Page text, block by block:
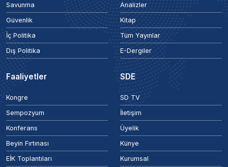
Savunma
Güvenlik
İç Politika
Dış Politika
Analizler
Kitap
Tüm Yayınlar
E-Dergiler
Faaliyetler
Kongre
Sempozyum
Konferans
Beyin Fırtınası
EİK Toplantıları
SDE
SD TV
İletişim
Üyelik
Künye
Kurumsal